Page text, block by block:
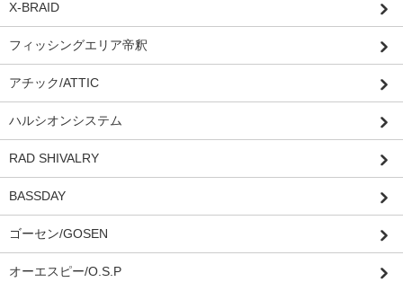
X-BRAID
フィッシングエリア帝釈
アチック/ATTIC
ハルシオンシステム
RAD SHIVALRY
BASSDAY
ゴーセン/GOSEN
オーエスピー/O.S.P